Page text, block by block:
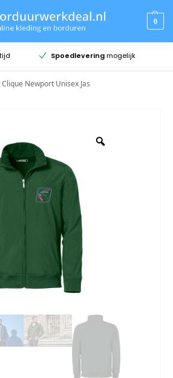
0
Spoedleveringmogelijk
Clique Newport Unisex Jas